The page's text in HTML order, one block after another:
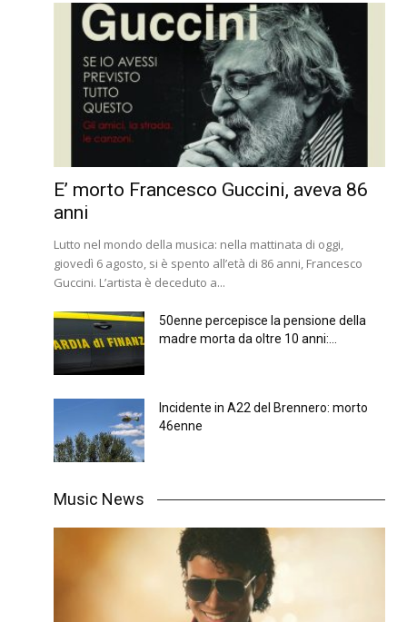
E’ morto Francesco Guccini, aveva 86
anni
Lutto nel mondo della musica: nella mattinata di oggi,
giovedì 6 agosto, si è spento all’età di 86 anni, Francesco
Guccini. L’artista è deceduto a...
50enne percepisce la pensione della
madre morta da oltre 10 anni:...
Incidente in A22 del Brennero: morto
46enne
Music News